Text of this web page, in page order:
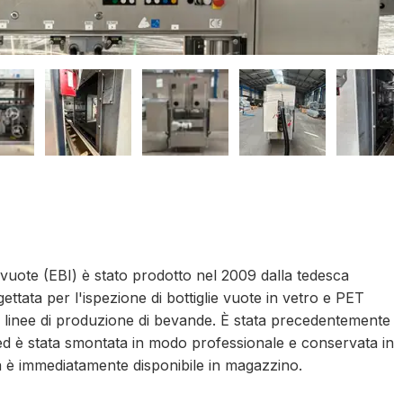
(EBI) è stato prodotto nel 2009 dalla tedesca
per l'ispezione di bottiglie vuote in vetro e PET
di produzione di bevande. È stata precedentemente
è stata smontata in modo professionale e conservata in
immediatamente disponibile in magazzino.